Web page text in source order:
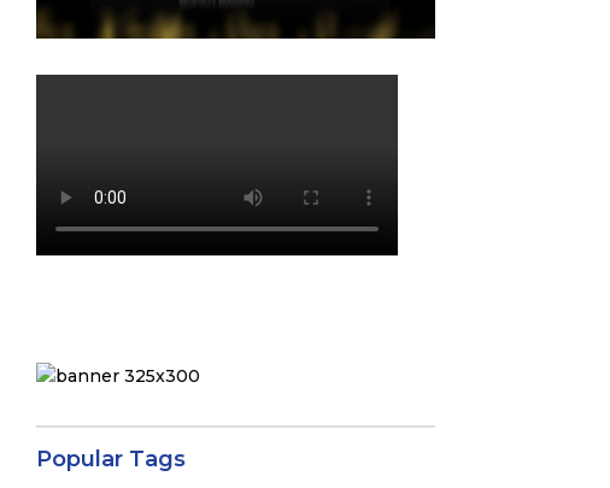
Popular Tags